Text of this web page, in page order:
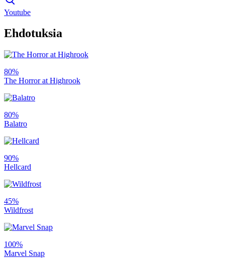
Youtube
Ehdotuksia
80%
The Horror at Highrook
80%
Balatro
90%
Hellcard
45%
Wildfrost
100%
Marvel Snap